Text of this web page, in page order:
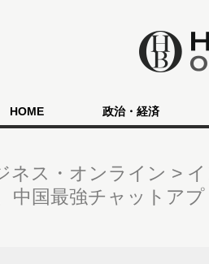
HOME 政治・経済
ネス・オンライン
中国最強チャットア